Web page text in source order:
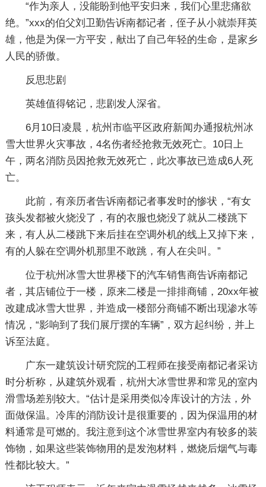
“作为亲人，没能盼到他平安归来，我们心里悲痛欲
绝。”xxx的伯父刘卫勤告诉南都记者，侄子从小就崇拜英
雄，他是为保一方平安，献出了自己年轻的生命，是家乡
人民的骄傲。
反思悲剧
英雄值得铭记，悲剧发人深省。
6月10日凌晨，杭州市临平区政府新闻办通报杭州冰
雪大世界火灾事故，4名伤者经抢救无效死亡。10日上
午，两名消防员因抢救无效死亡，此次事故已造成6人死
亡。
此前，有亲历者告诉南都记者事发时的惨状，“有女
孩头发都被火烧没了，有的衣服也烧没了就从二楼跳下
来，有人从二楼跳下来后挂在空调外机的线上又掉下来，
有的人躲在空调外机那里不敢跳，有人在尖叫。”
位于杭州冰雪大世界楼下的汽车销售商告诉南都记
者，其店铺位于一楼，原来二楼是一排排商铺，20xx年被
改建成冰雪大世界，并造成一楼部分商铺不断出现渗水等
情况，“影响到了我们展厅摆的车辆”，双方起纠纷，并上
诉至法庭。
广东一建筑设计研究院的工程师在接受南都记者采访
时分析称，从建筑外观看，杭州大冰雪世界和常见的室内
滑雪场差别较大。“估计是采用类似冷库设计的方法，外
面做保温。冷库的消防设计是很重要的，因为保温用的材
料通常是可燃的。我注意到这个冰雪世界室内有较多的装
饰物，如果这些装饰物用的是发泡材料，燃烧后烟气与毒
性都比较大。”